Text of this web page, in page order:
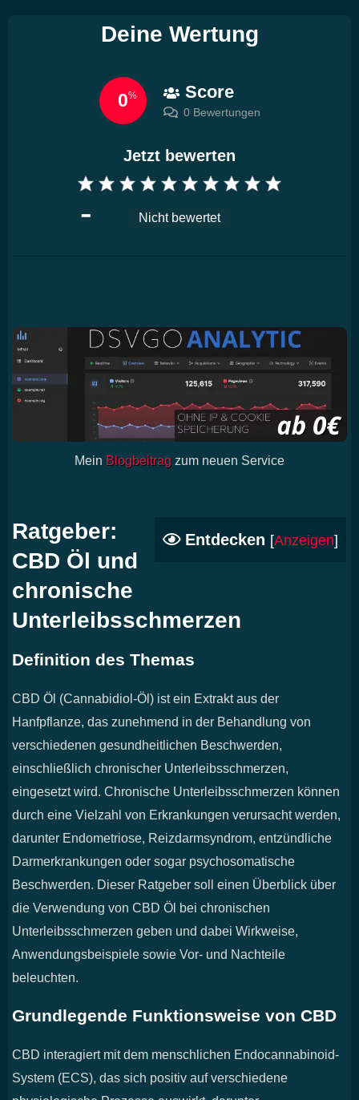
Deine Wertung
0% Score
0 Bewertungen
Jetzt bewerten
Nicht bewertet
Mein Blogbeitrag zum neuen Service
Entdecken [Anzeigen]
Ratgeber:
CBD Öl und
chronische
Unterleibsschmerzen
Definition des Themas
CBD Öl (Cannabidiol-Öl) ist ein Extrakt aus der
Hanfpflanze, das zunehmend in der Behandlung von
verschiedenen gesundheitlichen Beschwerden,
einschließlich chronischer Unterleibsschmerzen,
eingesetzt wird. Chronische Unterleibsschmerzen können
durch eine Vielzahl von Erkrankungen verursacht werden,
darunter Endometriose, Reizdarmsyndrom, entzündliche
Darmerkrankungen oder sogar psychosomatische
Beschwerden. Dieser Ratgeber soll einen Überblick über
die Verwendung von CBD Öl bei chronischen
Unterleibsschmerzen geben und dabei Wirkweise,
Anwendungsbeispiele sowie Vor- und Nachteile
beleuchten.
Grundlegende Funktionsweise von CBD
CBD interagiert mit dem menschlichen Endocannabinoid-
System (ECS), das sich positiv auf verschiedene